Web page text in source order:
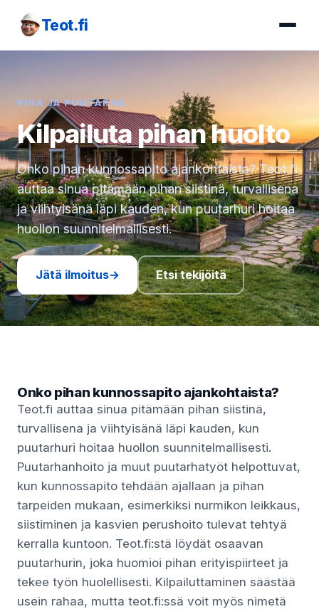
Teot.fi
PIHA JA PUUTARHA
Kilpailuta pihan huolto
Onko pihan kunnossapito ajankohtaista? Teot.fi
auttaa sinua pitämään pihan siistinä, turvallisena
ja viihtyisänä läpi kauden, kun puutarhuri hoitaa
huollon suunnitelmallisesti.
Jätä ilmoitus→ Etsi tekijöitä
Onko pihan kunnossapito ajankohtaista?
Teot.fi auttaa sinua pitämään pihan siistinä,
turvallisena ja viihtyisänä läpi kauden, kun
puutarhuri hoitaa huollon suunnitelmallisesti.
Puutarhanhoito ja muut puutarhatyöt helpottuvat,
kun kunnossapito tehdään ajallaan ja pihan
tarpeiden mukaan, esimerkiksi nurmikon leikkaus,
siistiminen ja kasvien perushoito tulevat tehtyä
kerralla kuntoon. Teot.fi:stä löydät osaavan
puutarhurin, joka huomioi pihan erityispiirteet ja
tekee työn huolellisesti. Kilpailuttaminen säästää
usein rahaa, mutta teot.fi:ssä voit myös nimetä